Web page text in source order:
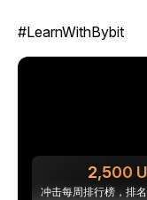
#LearnWithBybit
2,500
冲击每周排行榜，排